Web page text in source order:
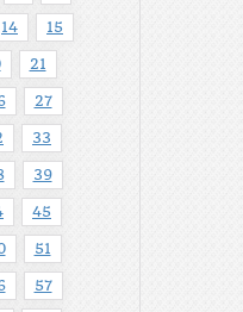
14 15
21
27
33
39
45
51
57